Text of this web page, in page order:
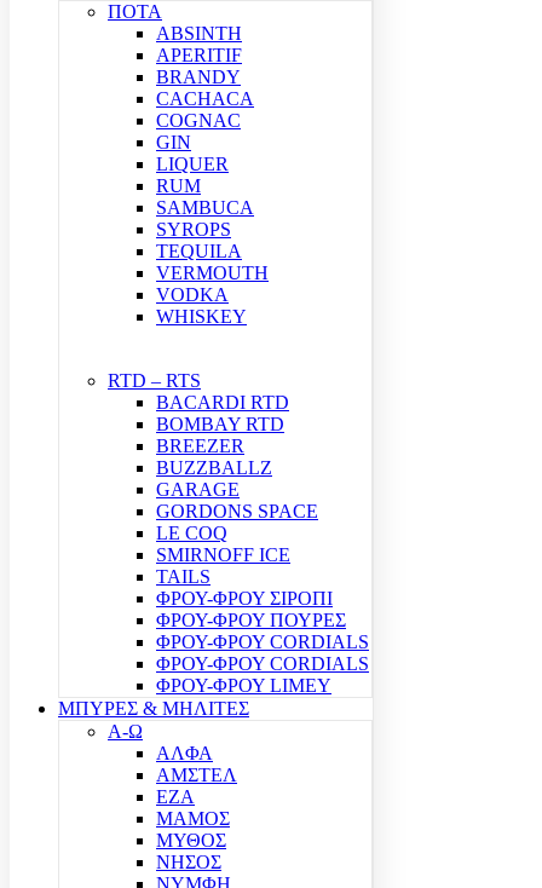
ΠΟΤΑ
ABSINTH
APERITIF
BRANDY
CACHACA
COGNAC
GIN
LIQUER
RUM
SAMBUCA
SYROPS
TEQUILA
VERMOUTH
VODKA
WHISKEY
RTD – RTS
BACARDI RTD
BOMBAY RTD
BREEZER
BUZZBALLZ
GARAGE
GORDONS SPACE
LE COQ
SMIRNOFF ICE
TAILS
ΦΡΟΥ-ΦΡΟΥ ΣΙΡΟΠΙ
ΦΡΟΥ-ΦΡΟΥ ΠΟΥΡΕΣ
ΦΡΟΥ-ΦΡΟΥ CORDIALS
ΦΡΟΥ-ΦΡΟΥ CORDIALS
ΦΡΟΥ-ΦΡΟΥ LIMEY
ΜΠΥΡΕΣ & ΜΗΛΙΤΕΣ
Α-Ω
ΑΛΦΑ
ΑΜΣΤΕΛ
ΕΖΑ
ΜΑΜΟΣ
ΜΥΘΟΣ
ΝΗΣΟΣ
ΝΥΜΦΗ